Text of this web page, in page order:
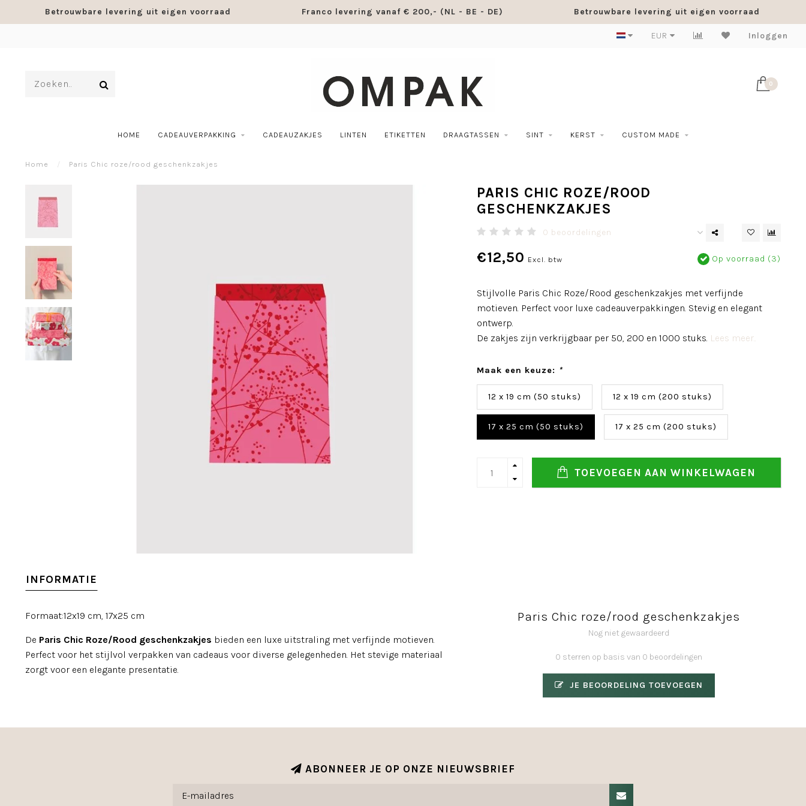
Betrouwbare levering uit eigen voorraad Franco levering vanaf € 200,- (NL - BE - DE) Betrouwbare levering uit eigen voorraad
EUR Inloggen
0
HOME CADEAUVERPAKKING CADEAUZAKJES LINTEN ETIKETTEN DRAAGTASSEN SINT KERST CUSTOM MADE
Home / Paris Chic roze/rood geschenkzakjes
PARIS CHIC ROZE/ROOD
GESCHENKZAKJES
0 beoordelingen
€12,50 Excl. btw Op voorraad (3)
Stijlvolle Paris Chic Roze/Rood geschenkzakjes met verfijnde
motieven. Perfect voor luxe cadeauverpakkingen. Stevig en elegant
ontwerp.
De zakjes zijn verkrijgbaar per 50, 200 en 1000 stuks. Lees meer..
Maak een keuze: *
12 x 19 cm (50 stuks) 12 x 19 cm (200 stuks)
17 x 25 cm (50 stuks) 17 x 25 cm (200 stuks)
TOEVOEGEN AAN WINKELWAGEN
INFORMATIE
Formaat:12x19 cm, 17x25 cm
De Paris Chic Roze/Rood geschenkzakjes bieden een luxe uitstraling met verfijnde motieven.
Perfect voor het stijlvol verpakken van cadeaus voor diverse gelegenheden. Het stevige materiaal
zorgt voor een elegante presentatie.
Paris Chic roze/rood geschenkzakjes
Nog niet gewaardeerd
0 sterren op basis van 0 beoordelingen
JE BEOORDELING TOEVOEGEN
ABONNEER JE OP ONZE NIEUWSBRIEF